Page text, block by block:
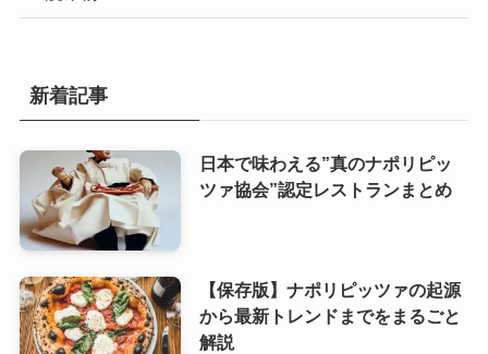
新着記事
日本で味わえる”真のナポリピッ
ツァ協会”認定レストランまとめ
【保存版】ナポリピッツァの起源
から最新トレンドまでをまるごと
解説